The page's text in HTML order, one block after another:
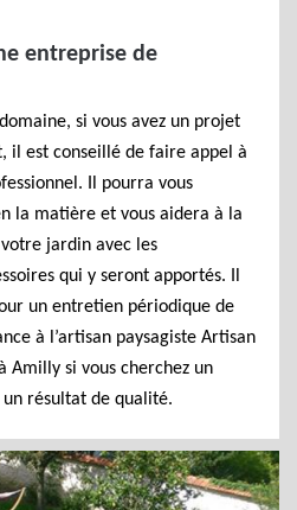
entreprise de
si vous avez un projet
il est conseillé de faire appel à
Il pourra vous
la matière et vous aidera à la
jardin avec les
qui y seront apportés. Il
un entretien périodique de
à l’artisan paysagiste Artisan
Amilly si vous cherchez un
résultat de qualité.